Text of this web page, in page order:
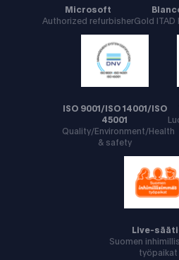
Microsoft
Authorized refurbisherGold ITAD
ISO 9001/ISO 14001/ISO
45001
Quality/Environment/Health
& safety
Live-
Suomen
työpaikat